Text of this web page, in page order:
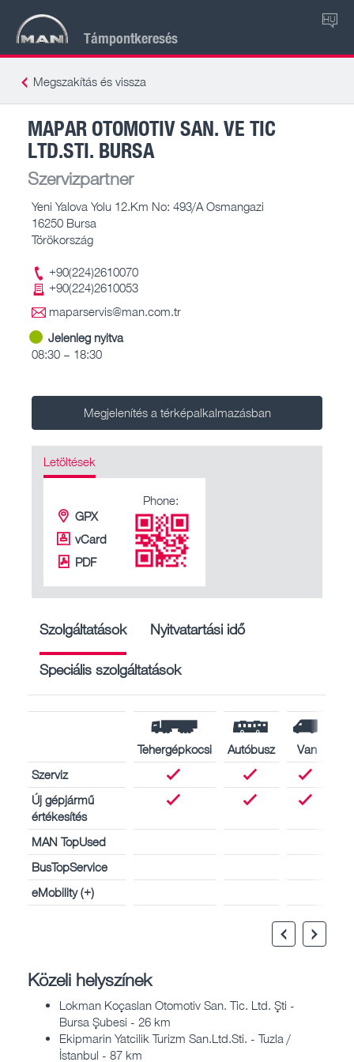
Támpontkeresés
HU
Megszakítás és vissza
MAPAR OTOMOTIV SAN. VE TIC
LTD.STI. BURSA
Szervizpartner
Yeni Yalova Yolu 12.Km No: 493/A Osmangazi
16250 Bursa
Törökország
+90(224)2610070
+90(224)2610053
maparservis@man.com.tr
Jelenleg nyitva
08:30 – 18:30
Megjelenítés a térképalkalmazásban
Letöltések
GPX
vCard
PDF
Phone:
Szolgáltatások Nyitvatartási idő
Speciális szolgáltatások
Tehergépkocsi Autóbusz
Van
Szerviz
Új gépjármű
értékesítés
MAN TopUsed
BusTopService
eMobility (+)
Közeli helyszínek
Lokman Koçaslan Otomotiv San. Tic. Ltd. Şti -
Bursa Şubesi - 26 km
Ekipmarin Yatcilik Turizm San.Ltd.Sti. - Tuzla /
İstanbul - 87 km